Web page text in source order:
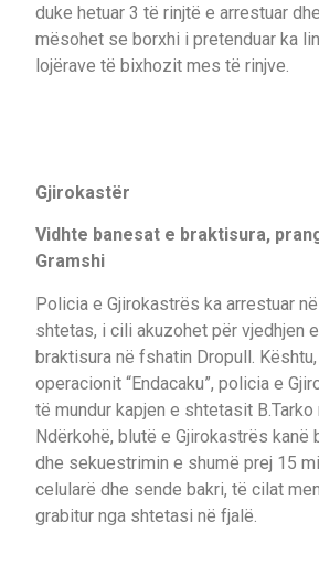
duke hetuar 3 të rinjtë e arrestuar
mësohet se borxhi i pretenduar ka
lojërave të bixhozit mes të rinjve.
Gjirokastër
Vidhte banesat e braktisura,
Gramshi
Policia e Gjirokastrës ka arrestuar
shtetas, i cili akuzohet për vjedhjen
braktisura në fshatin Dropull.
operacionit “Endacaku”, policia e
të mundur kapjen e shtetasit B.Tarko
Ndërkohë, blutë e Gjirokastrës kanë
dhe sekuestrimin e shumë prej 15
celularë dhe sende bakri, të cilat
grabitur nga shtetasi në fjalë.